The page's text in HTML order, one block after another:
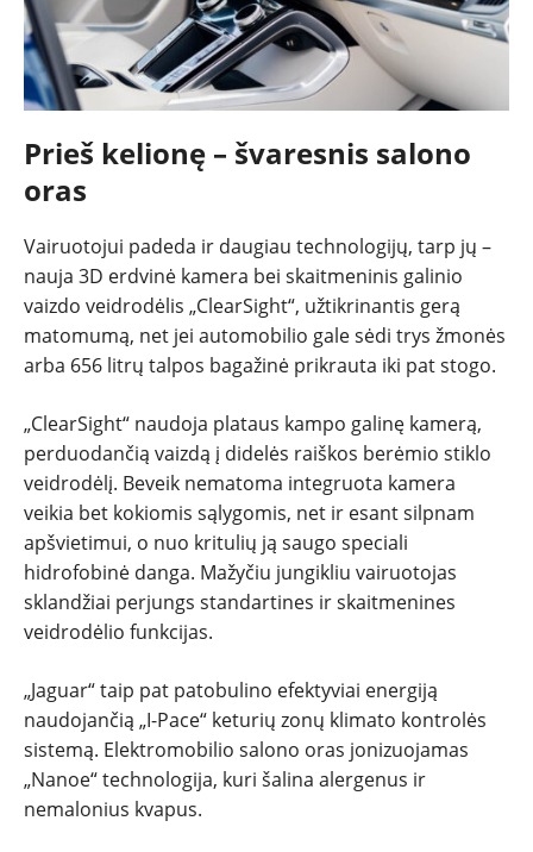
Prieš kelionę – švaresnis salono
oras
Vairuotojui padeda ir daugiau technologijų, tarp jų –
nauja 3D erdvinė kamera bei skaitmeninis galinio
vaizdo veidrodėlis „ClearSight“, užtikrinantis gerą
matomumą, net jei automobilio gale sėdi trys žmonės
arba 656 litrų talpos bagažinė prikrauta iki pat stogo.
„ClearSight“ naudoja plataus kampo galinę kamerą,
perduodančią vaizdą į didelės raiškos berėmio stiklo
veidrodėlį. Beveik nematoma integruota kamera
veikia bet kokiomis sąlygomis, net ir esant silpnam
apšvietimui, o nuo kritulių ją saugo speciali
hidrofobinė danga. Mažyčiu jungikliu vairuotojas
sklandžiai perjungs standartines ir skaitmenines
veidrodėlio funkcijas.
„Jaguar“ taip pat patobulino efektyviai energiją
naudojančią „I-Pace“ keturių zonų klimato kontrolės
sistemą. Elektromobilio salono oras jonizuojamas
„Nanoe“ technologija, kuri šalina alergenus ir
nemalonius kvapus.